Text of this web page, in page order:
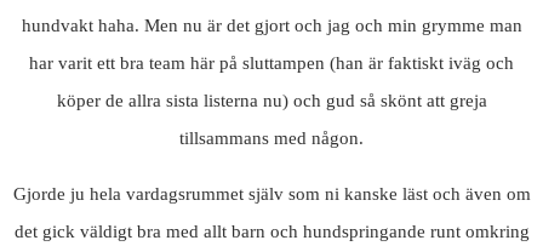
hundvakt haha. Men nu är det gjort och jag och min grymme man
har varit ett bra team här på sluttampen (han är faktiskt iväg och
köper de allra sista listerna nu) och gud så skönt att greja
tillsammans med någon.
Gjorde ju hela vardagsrummet själv som ni kanske läst och även om
det gick väldigt bra med allt barn och hundspringande runt omkring